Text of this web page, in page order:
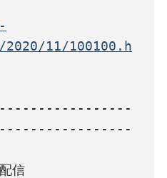
11/100100.h
信